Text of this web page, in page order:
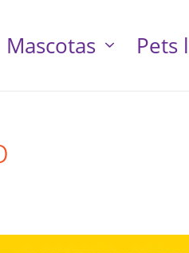
Mascotas Pets